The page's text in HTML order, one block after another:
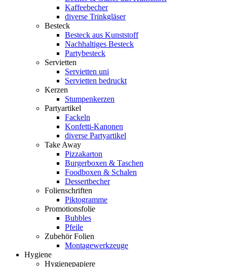
Kaffeebecher
diverse Trinkgläser
Besteck
Besteck aus Kunststoff
Nachhaltiges Besteck
Partybesteck
Servietten
Servietten uni
Servietten bedruckt
Kerzen
Stumpenkerzen
Partyartikel
Fackeln
Konfetti-Kanonen
diverse Partyartikel
Take Away
Pizzakarton
Burgerboxen & Taschen
Foodboxen & Schalen
Dessertbecher
Folienschriften
Piktogramme
Promotionsfolie
Bubbles
Pfeile
Zubehör Folien
Montagewerkzeuge
Hygiene
Hygienepapiere